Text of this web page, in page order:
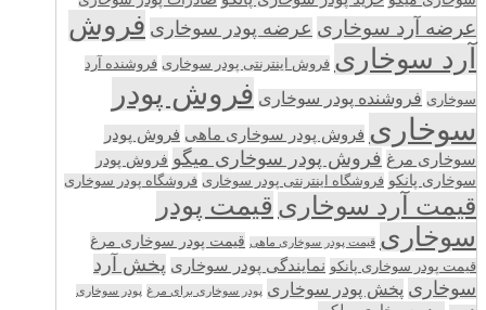
عرضه آرد سوخاری عرضه پودر سوخاری فروش
آرد سوخاری فروش اینترنتی پودر سوخاری فروشنده آرد
سوخاری فروشنده پودر سوخاری فروش پودر
سوخاری فروش پودر سوخاری ماهی فروش پودر
سوخاری مرغ فروش پودر سوخاری میگو فروش پودر
سوخاری پانکو فروشگاه اینترنتی پودر سوخاری فروشگاه پودر سوخاری
قیمت آرد سوخاری قیمت پودر
سوخاری قیمت پودر سوخاری ماهی قیمت پودر سوخاری مرغ
قیمت پودر سوخاری پانکو نمایندگی پودر سوخاری پخش آرد
سوخاری پخش پودر سوخاری پودر سوخاری برای مرغ پودر سوخاری